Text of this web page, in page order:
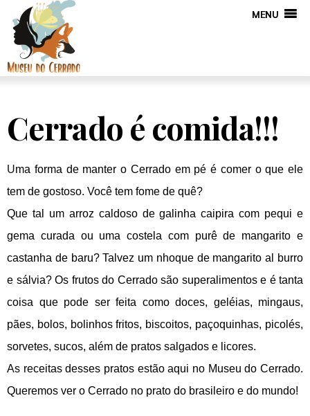
MENU
Cerrado é comida!!!
Uma forma de manter o Cerrado em pé é comer o que ele
tem de gostoso. Você tem fome de quê?
Que tal um arroz caldoso de galinha caipira com pequi e
gema curada ou uma costela com purê de mangarito e
castanha de baru? Talvez um nhoque de mangarito al burro
e sálvia? Os frutos do Cerrado são superalimentos e é tanta
coisa que pode ser feita como doces, geléias, mingaus,
pães, bolos, bolinhos fritos, biscoitos, paçoquinhas, picolés,
sorvetes, sucos, além de pratos salgados e licores.
As receitas desses pratos estão aqui no Museu do Cerrado.
Queremos ver o Cerrado no prato do brasileiro e do mundo!